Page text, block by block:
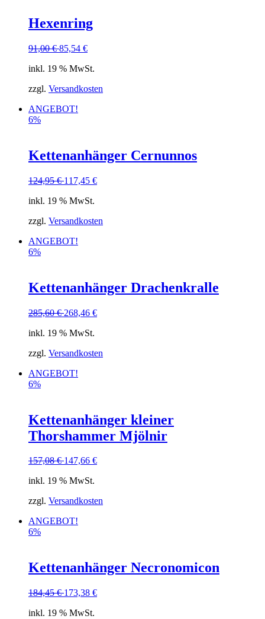
Hexenring
91,00€ 85,54 €
inkl. 19 % MwSt.
zzgl. Versandkosten
ANGEBOT!
6%
Kettenanhänger Cernunnos
124,95€ 117,45 €
inkl. 19 % MwSt.
zzgl. Versandkosten
ANGEBOT!
6%
Kettenanhänger Drachenkralle
285,60€ 268,46 €
inkl. 19 % MwSt.
zzgl. Versandkosten
ANGEBOT!
6%
Kettenanhänger kleiner
Thorshammer Mjölnir
157,08€ 147,66 €
inkl. 19 % MwSt.
zzgl. Versandkosten
ANGEBOT!
6%
Kettenanhänger Necronomicon
184,45€ 173,38 €
inkl. 19 % MwSt.